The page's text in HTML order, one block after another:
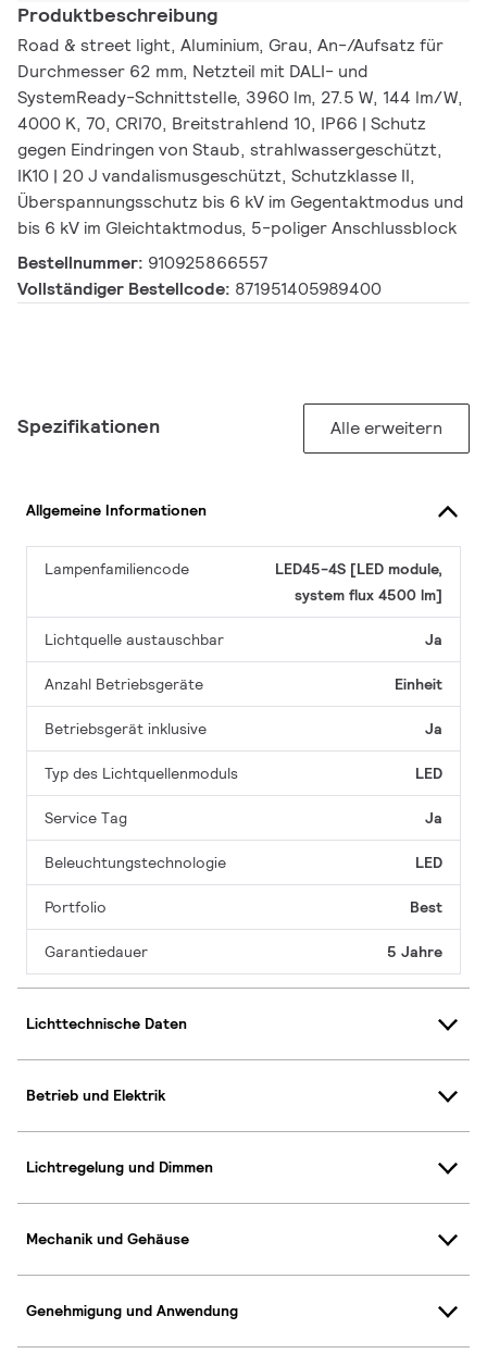
Produktbeschreibung
Road & street light, Aluminium, Grau, An-/Aufsatz für
Durchmesser 62 mm, Netzteil mit DALI- und
SystemReady-Schnittstelle, 3960 lm, 27.5 W, 144 lm/W,
4000 K, 70, CRI70, Breitstrahlend 10, IP66 | Schutz
gegen Eindringen von Staub, strahlwassergeschützt,
IK10 | 20 J vandalismusgeschützt, Schutzklasse II,
Überspannungsschutz bis 6 kV im Gegentaktmodus und
bis 6 kV im Gleichtaktmodus, 5-poliger Anschlussblock
Bestellnummer: 910925866557
Vollständiger Bestellcode: 871951405989400
Spezifikationen Alle erweitern
Allgemeine Informationen
Lampenfamiliencode
LED45-4S [LED module,
system flux 4500 lm]
Lichtquelle austauschbar Ja
Anzahl Betriebsgeräte Einheit
Betriebsgerät inklusive Ja
Typ des Lichtquellenmoduls LED
Service Tag Ja
Beleuchtungstechnologie LED
Portfolio Best
Garantiedauer 5 Jahre
Lichttechnische Daten
Betrieb und Elektrik
Lichtregelung und Dimmen
Mechanik und Gehäuse
Genehmigung und Anwendung